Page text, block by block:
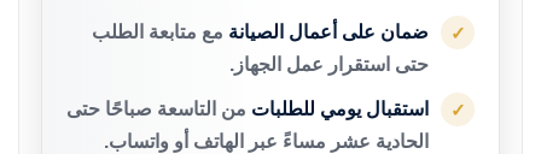
✓ ضمان على أعمال الصيانة مع متابعة الطلب
حتى استقرار عمل الجهاز.
✓ استقبال يومي للطلبات من التاسعة صباحًا حتى
الحادية عشر مساءً عبر الهاتف أو واتساب.